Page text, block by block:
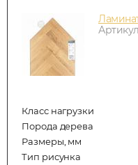
Класс нагрузки
Порода дерева
Размеры, мм
Тип рисунка